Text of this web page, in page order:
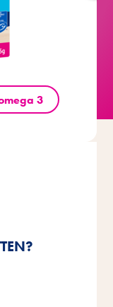
3
JE
JE